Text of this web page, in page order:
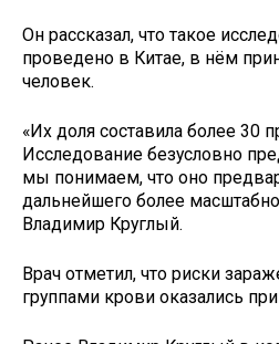
Он рассказал, что такое
проведено в Китае, в нём
человек.
«Их доля составила более 30
Исследование безусловно
мы понимаем, что оно
дальнейшего более
Владимир Круглый.
Врач отметил, что риски
группами крови оказались